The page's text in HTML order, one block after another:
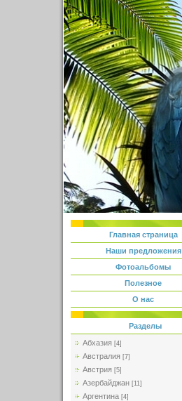
Главная страница
Наши предложения
Фотоальбомы
Полезное
О нас
Разделы
Абхазия [4]
Австралия [7]
Австрия [5]
Азербайджан [11]
Аргентина [4]